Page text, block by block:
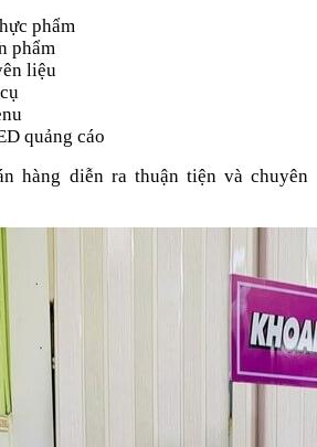
phẩm
phẩm
liệu
quảng cáo
hàng diễn ra thuận tiện và chuyên